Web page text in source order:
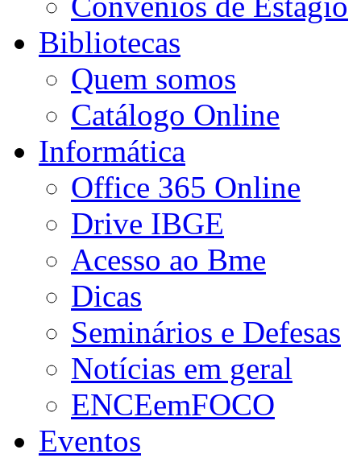
Bibliotecas
Quem somos
Catálogo Online
Informática
Office 365 Online
Drive IBGE
Acesso ao Bme
Dicas
Seminários e Defesas
Notícias em geral
ENCEemFOCO
Eventos